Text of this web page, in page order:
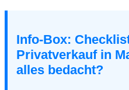
Info-Box:
Privatverkauf in
alles bedacht?